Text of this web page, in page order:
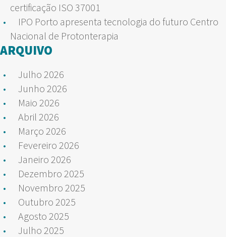
certificação ISO 37001
IPO Porto apresenta tecnologia do futuro Centro
Nacional de Protonterapia
ARQUIVO
Julho 2026
Junho 2026
Maio 2026
Abril 2026
Março 2026
Fevereiro 2026
Janeiro 2026
Dezembro 2025
Novembro 2025
Outubro 2025
Agosto 2025
Julho 2025